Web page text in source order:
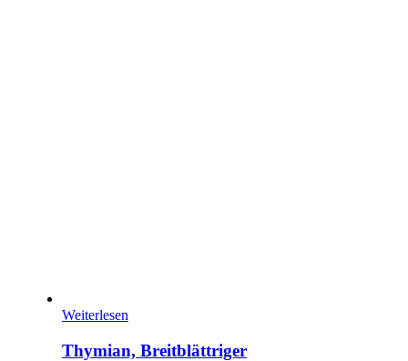
Weiterlesen
Thymian, Breitblättriger